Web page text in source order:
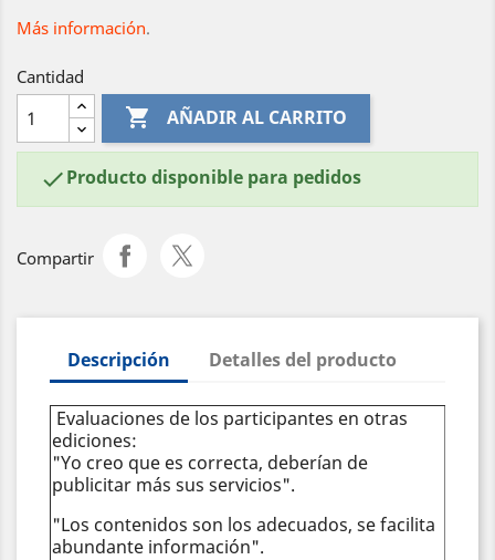
Más información.
Cantidad
 AÑADIR AL CARRITO
Producto disponible para pedidos
Compartir
Descripción Detalles del producto
Evaluaciones de los participantes en otras
ediciones:
"Yo creo que es correcta, deberían de
publicitar más sus servicios".
"Los contenidos son los adecuados, se facilita
abundante información".